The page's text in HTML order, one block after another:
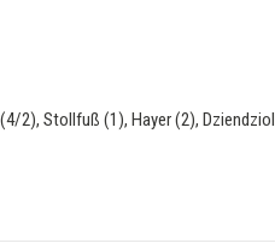
2), Stollfuß (1), Hayer (2), Dziendziol